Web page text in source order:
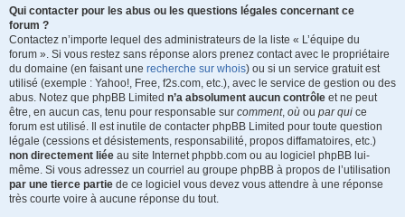
Qui contacter pour les abus ou les questions légales concernant ce
forum ?
Contactez n’importe lequel des administrateurs de la liste « L’équipe du
forum ». Si vous restez sans réponse alors prenez contact avec le propriétaire
du domaine (en faisant une recherche sur whois) ou si un service gratuit est
utilisé (exemple : Yahoo!, Free, f2s.com, etc.), avec le service de gestion ou des
abus. Notez que phpBB Limited n’a absolument aucun contrôle et ne peut
être, en aucun cas, tenu pour responsable sur comment, où ou par qui ce
forum est utilisé. Il est inutile de contacter phpBB Limited pour toute question
légale (cessions et désistements, responsabilité, propos diffamatoires, etc.)
non directement liée au site Internet phpbb.com ou au logiciel phpBB lui-
même. Si vous adressez un courriel au groupe phpBB à propos de l’utilisation
par une tierce partie de ce logiciel vous devez vous attendre à une réponse
très courte voire à aucune réponse du tout.